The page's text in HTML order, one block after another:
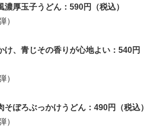
濃厚玉子うどん：590円（税込）
）
け、青じその香りが心地よい：540円
）
そぼろぶっかけうどん：490円（税込）
）